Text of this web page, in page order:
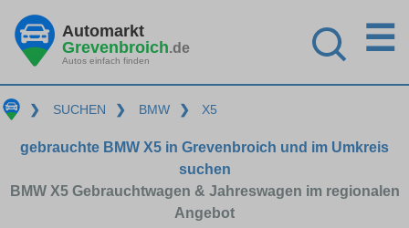
Automarkt
Grevenbroich.de
Autos einfach finden
☰
❯ SUCHEN ❯ BMW ❯ X5
gebrauchte BMW X5 in Grevenbroich und im Umkreis
suchen
BMW X5 Gebrauchtwagen & Jahreswagen im regionalen
Angebot